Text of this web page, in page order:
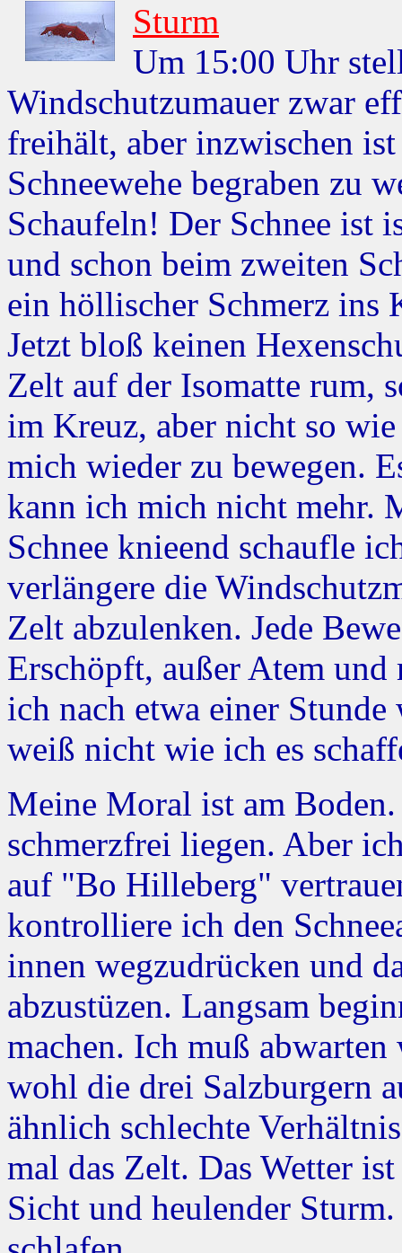
Sturm
Um 15:00 Uhr
Windschutzumauer zwar
freihält, aber inzwischen
Schneewehe begraben zu
Schaufeln! Der Schnee ist
und schon beim zweiten
ein höllischer Schmerz ins
Jetzt bloß keinen
Zelt auf der Isomatte rum,
im Kreuz, aber nicht so
mich wieder zu bewegen.
kann ich mich nicht mehr.
Schnee knieend schaufle
verlängere die
Zelt abzulenken. Jede
Erschöpft, außer Atem
ich nach etwa einer
weiß nicht wie ich es
Meine Moral ist am
schmerzfrei liegen. Aber
auf "Bo Hilleberg"
kontrolliere ich den
innen wegzudrücken und
abzustüzen. Langsam
machen. Ich muß
wohl die drei Salzburgern
ähnlich schlechte
mal das Zelt. Das Wetter
Sicht und heulender